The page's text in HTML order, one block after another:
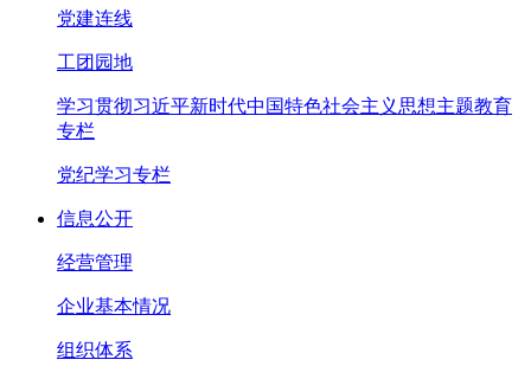
党建连线
工团园地
学习贯彻习近平新时代中国特色社会主义思想主题教育
专栏
党纪学习专栏
信息公开
经营管理
企业基本情况
组织体系